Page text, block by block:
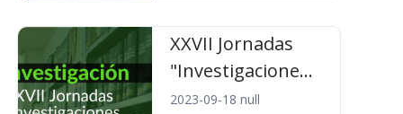
XXVII Jornadas
"Investigacione...
2023-09-18 null